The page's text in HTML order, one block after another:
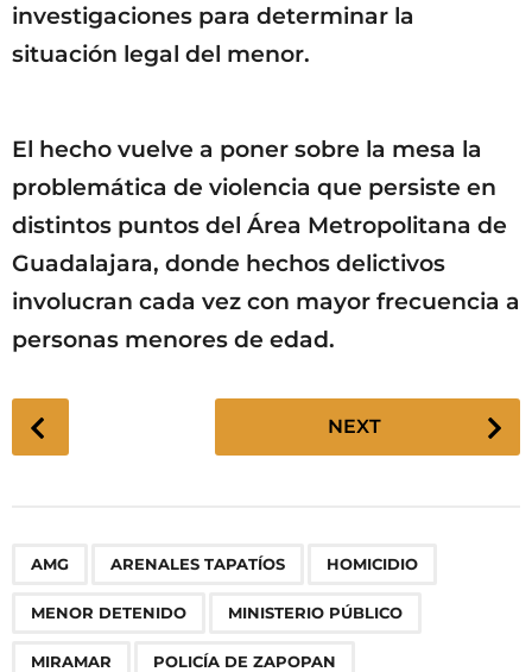
investigaciones para determinar la
situación legal del menor.
El hecho vuelve a poner sobre la mesa la
problemática de violencia que persiste en
distintos puntos del Área Metropolitana de
Guadalajara, donde hechos delictivos
involucran cada vez con mayor frecuencia a
personas menores de edad.
P
o
NEXT
AMG ARENALES TAPATÍOS HOMICIDIO
MENOR DETENIDO MINISTERIO PÚBLICO
MIRAMAR POLICÍA DE ZAPOPAN